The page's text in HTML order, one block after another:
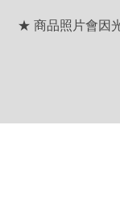
★ 商品照片會因